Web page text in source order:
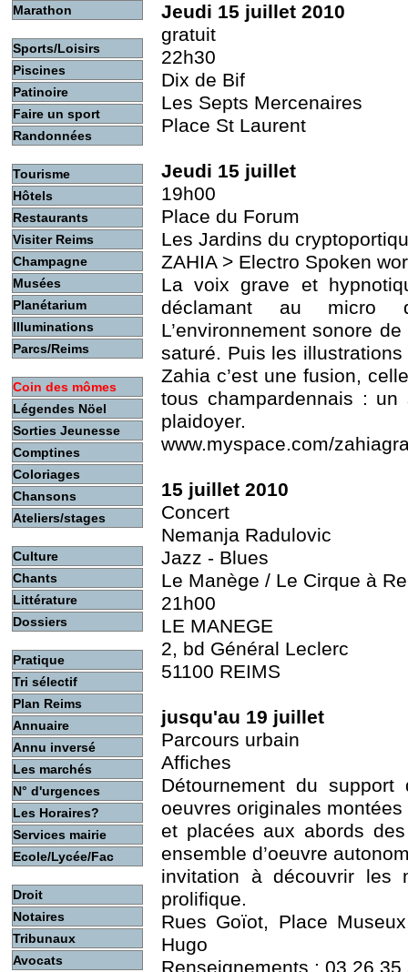
Marathon
Sports/Loisirs
Piscines
Patinoire
Faire un sport
Randonnées
Tourisme
Hôtels
Restaurants
Visiter Reims
Champagne
Musées
Planétarium
Illuminations
Parcs/Reims
Coin des mômes
Légendes Nöel
Sorties Jeunesse
Comptines
Coloriages
Chansons
Ateliers/stages
Culture
Chants
Littérature
Dossiers
Pratique
Tri sélectif
Plan Reims
Annuaire
Annu inversé
Les marchés
N° d'urgences
Les Horaires?
Services mairie
Ecole/Lycée/Fac
Droit
Notaires
Tribunaux
Avocats
Jeudi 15 juillet 2010
gratuit
22h30
Dix de Bif
Les Septs Mercenaires
Place St Laurent
Jeudi 15 juillet
19h00
Place du Forum
Les Jardins du
ZAHIA > Electro Spoken
La voix grave et
déclamant au micro
L’environnement sonore
saturé. Puis les
Zahia c’est une fusion,
tous champardennais :
plaidoyer.
www.myspace.com/
15 juillet 2010
Concert
Nemanja Radulovic
Jazz - Blues
Le Manège / Le Cirque à
21h00
LE MANEGE
2, bd Général Leclerc
51100 REIMS
jusqu'au 19 juillet
Parcours urbain
Affiches
Détournement du
oeuvres originales
et placées aux abords
ensemble d’oeuvre
invitation à découvrir les
prolifique.
Rues Goïot, Place
Hugo